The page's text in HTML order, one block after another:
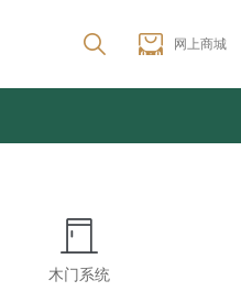
网上商城
木门系统